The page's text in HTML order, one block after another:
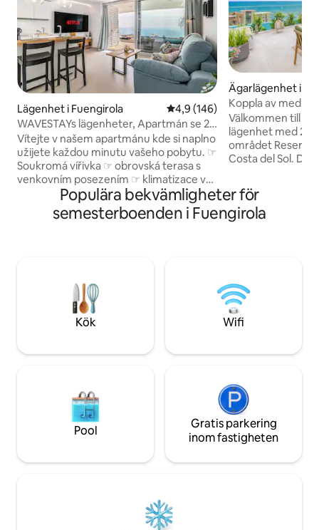
Lägenhet i Fuengirola 4,9 av 5 i genomsnittligt
4,9 (146)
WAVESTAYs lägenheter, Apartmán se 2
postelemi
Vítejte v našem apartmánu kde si naplno
užijete každou minutu vašeho pobytu. ☞
Soukromá vířivka ☞ obrovská terasa s
venkovním posezením ☞ klimatizace v
každém pokoji ☞ eleketrický grill ☞
parkovací místo v garáži ZDARMA ☞
rychlé Wi-Fi vhodné i na práci ☞ plně
a queen-size, obrovská terasa se
soukromou viřivkou a klidná, rodinná
pláž přímo přes ulici. ★ „The most
beautiful Airbnb I have ever stayed in… I
prostor a soukromí? Náš apartmán Vám
rodinnou dovolenou. ✭ "It was
exceptional… as a well-traveled and
discerning guest, we were very
impressed" Další vybavení a služby: ☞ 2
koutem ☞ Smart TV pro vaše oblíbené
plážovými bary a tipy na jednodenní
Ägarlägenhet i
Koppla av med
Apartment
Välkommen till
lägenhet med 2
området Reserva
Costa del Sol.
och erbjuder
förstklassiga
inte vara bättre
ligger 1 minuts
men relativt
tågstationen till
Populära bekvämligheter för
semesterboenden i Fuengirola
Kök Wifi
Pool
Gratis parkering
inom fastigheten